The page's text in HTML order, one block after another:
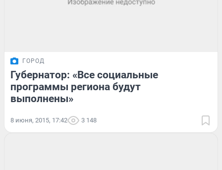
ГОРОД
Губернатор: «Все социальные
программы региона будут
выполнены»
8 июня, 2015, 17:42 3 148